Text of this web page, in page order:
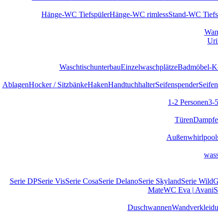
Hänge-WC TiefspülerHänge-WC rimlessStand-WC
WaschtischunterbauEinzelwaschplätzeBadmöbel-
AblagenHocker / SitzbänkeHakenHandtuchhalterSeifenspender
1-2 Personen3-
Türen
Serie DPSerie VisSerie CosaSerie DelanoSerie SkylandSerie Wild
MateWC Eva | Avani
Duschwannen